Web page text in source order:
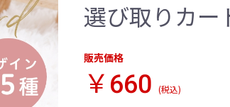
選び取りカー
販売価格
￥660 (税込)